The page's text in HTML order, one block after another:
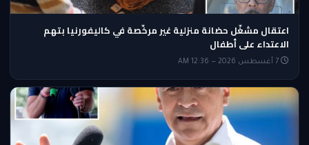
اعتقال مشغّل حضانة منزلية غير مرخّصة في كاليفورنيا بتهم
الاعتداء على أطفال